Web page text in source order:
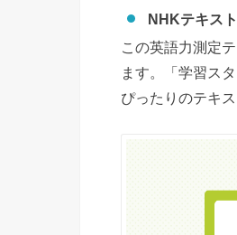
NHKテキス
この英語力測定
ます。「学習ス
ぴったりのテキ